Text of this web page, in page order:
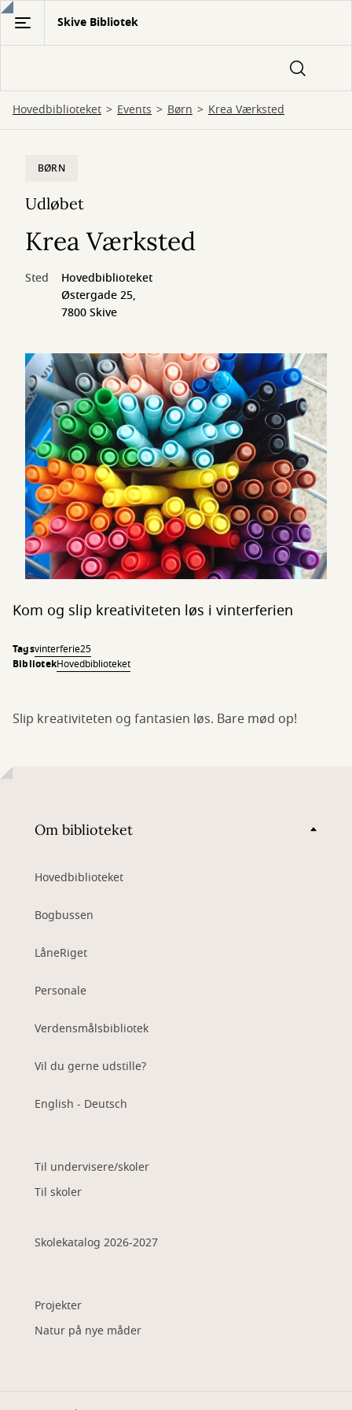
Gå
hovedindhold
Skive Bibliotek
Hovedbiblioteket Events Børn Krea Værksted
BØRN
Udløbet
Krea Værksted
Sted
Hovedbiblioteket
Østergade 25,
7800 Skive
Kom og slip kreativiteten løs i vinterferien
Tagsvinterferie25
BibliotekHovedbiblioteket
Slip kreativiteten og fantasien løs. Bare mød op!
Om biblioteket
Hovedbiblioteket
Bogbussen
LåneRiget
Personale
Verdensmålsbibliotek
Vil du gerne udstille?
English - Deutsch
Til undervisere/skoler
Til skoler
Skolekatalog 2026-2027
Projekter
Natur på nye måder